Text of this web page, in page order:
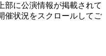
部に公演情報が掲載されて
催状況をスクロールしてご